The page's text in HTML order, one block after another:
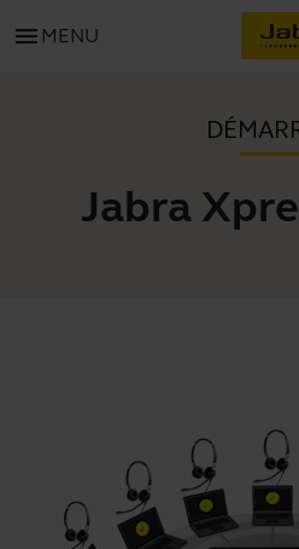
menu MENU
Jabra